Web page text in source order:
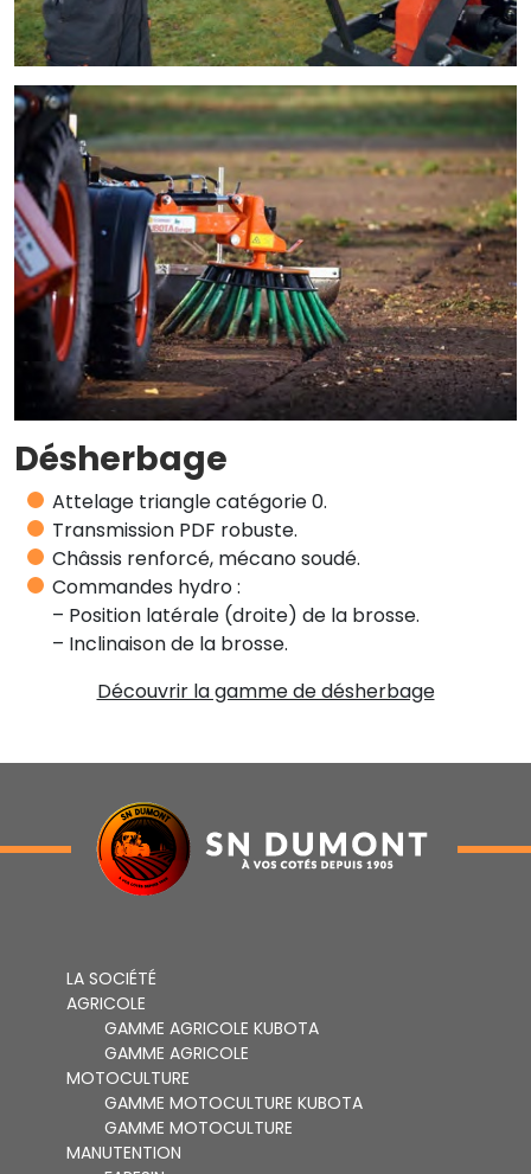
Désherbage
Attelage triangle catégorie 0.
Transmission PDF robuste.
Châssis renforcé, mécano soudé.
Commandes hydro :
– Position latérale (droite) de la brosse.
– Inclinaison de la brosse.
Découvrir la gamme de désherbage
LA SOCIÉTÉ
AGRICOLE
GAMME AGRICOLE KUBOTA
GAMME AGRICOLE
MOTOCULTURE
GAMME MOTOCULTURE KUBOTA
GAMME MOTOCULTURE
MANUTENTION